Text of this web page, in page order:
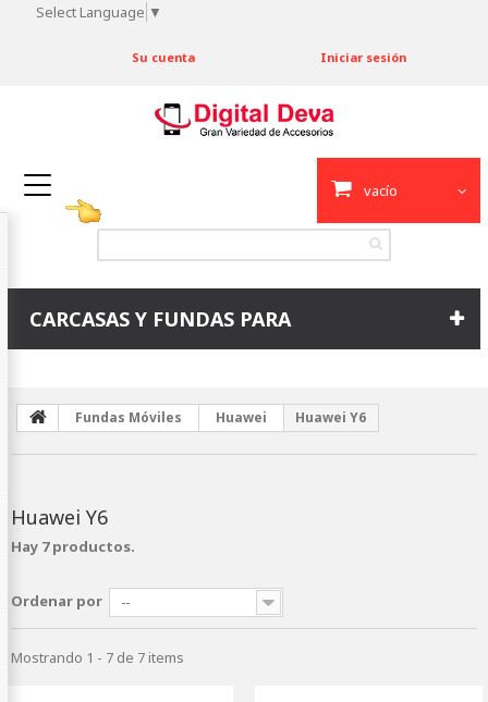
Select Language ▼
Iniciar sesión
Su cuenta
vacío
CARCASAS Y FUNDAS PARA
Fundas Móviles Huawei Huawei Y6
Huawei Y6
Hay 7 productos.
Ordenar por --
Mostrando 1 - 7 de 7 items